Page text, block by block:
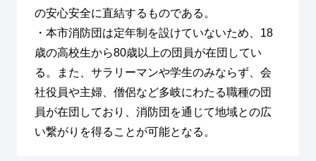
の安心安全に直結するものである。
・本市消防団は定年制を設けていないため、18
歳の高校生から80歳以上の団員が在団してい
る。また、サラリーマンや学生のみならず、会
社役員や主婦、僧侶など多岐にわたる職種の団
員が在団しており、消防団を通じて地域との広
い繋がりを得ることが可能となる。